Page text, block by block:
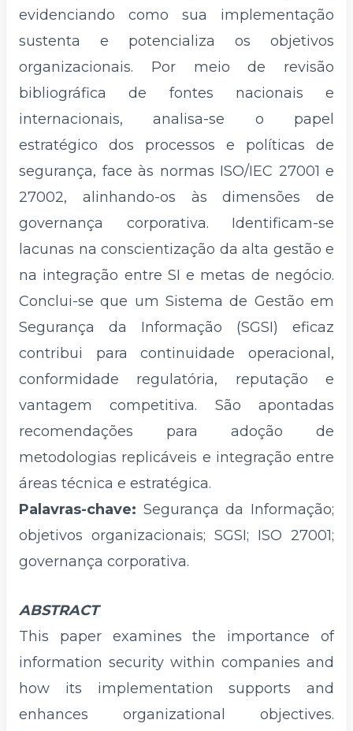
evidenciando como sua implementação
sustenta e potencializa os objetivos
organizacionais. Por meio de revisão
bibliográfica de fontes nacionais e
internacionais, analisa-se o papel
estratégico dos processos e políticas de
segurança, face às normas ISO/IEC 27001 e
27002, alinhando-os às dimensões de
governança corporativa. Identificam-se
lacunas na conscientização da alta gestão e
na integração entre SI e metas de negócio.
Conclui-se que um Sistema de Gestão em
Segurança da Informação (SGSI) eficaz
contribui para continuidade operacional,
conformidade regulatória, reputação e
vantagem competitiva. São apontadas
recomendações para adoção de
metodologias replicáveis e integração entre
áreas técnica e estratégica.
Palavras-chave: Segurança da Informação;
objetivos organizacionais; SGSI; ISO 27001;
governança corporativa.
ABSTRACT
This paper examines the importance of
information security within companies and
how its implementation supports and
enhances organizational objectives.